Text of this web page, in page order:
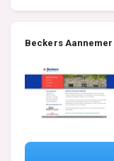
Beckers